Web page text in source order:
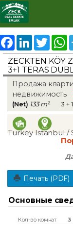
FacebookLinkedInTwitter
ZECKTEN KÖY
3+1 TERAS
Продажа
недвижимость
(Net) 133 m² 3 + 1
Turkey Istanbul /
Печать (PDF)
Основные
Кол-во комнат 3